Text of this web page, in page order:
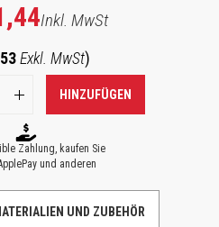
Inkl. MwSt
Exkl. MwSt)
HINZUFÜGEN
Zahlung, kaufen Sie
und anderen
UND ZUBEHÖR